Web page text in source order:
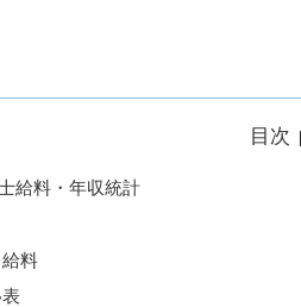
目次
給料・年収統計
料